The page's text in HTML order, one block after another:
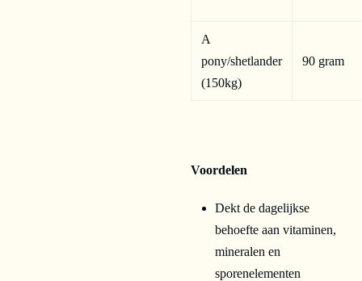
A
pony/shetlander
(150kg)
90 gram
Voordelen
Dekt de dagelijkse
behoefte aan vitaminen,
mineralen en
sporenelementen